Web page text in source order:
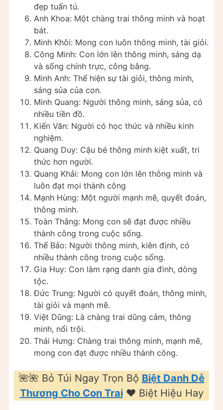
đẹp tuấn tú.
Anh Khoa: Một chàng trai thông minh và hoạt
bát.
Minh Khôi: Mong con luôn thông minh, tài giỏi.
Công Minh: Con lớn lên thông minh, sáng dạ
và sống chính trực, công bằng.
Minh Anh: Thể hiện sự tài giỏi, thông minh,
sáng sủa của con.
Minh Quang: Người thông minh, sáng sủa, có
nhiều tiền đồ.
Kiến Văn: Người có học thức và nhiều kinh
nghiệm.
Quang Duy: Cậu bé thông minh kiệt xuất, tri
thức hơn người.
Quang Khải: Mong con lớn lên thông minh và
luôn đạt mọi thành công
Mạnh Hùng: Một người mạnh mẽ, quyết đoán,
thông minh.
Toàn Thắng: Mong con sẽ đạt được nhiều
thành công trong cuộc sống.
Thế Bảo: Người thông minh, kiên định, có
nhiều thành công trong cuộc sống.
Gia Huy: Con làm rạng danh gia đình, dòng
tộc.
Đức Trung: Người có quyết đoán, thông minh,
tài giỏi và mạnh mẽ.
Việt Dũng: Là chàng trai dũng cảm, thông
minh, nổi trội.
Thái Hưng: Chàng trai thông minh, mạnh mẽ,
mong con đạt được nhiều thành công.
🌺🌺 Bỏ Túi Ngay Trọn Bộ Biệt Danh Dễ
Thương Cho Con Trai❤️️ Biệt Hiệu Hay